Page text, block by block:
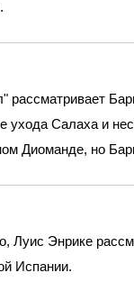
ухода Салаха и
Диоманде, но
Энрике
Испании.